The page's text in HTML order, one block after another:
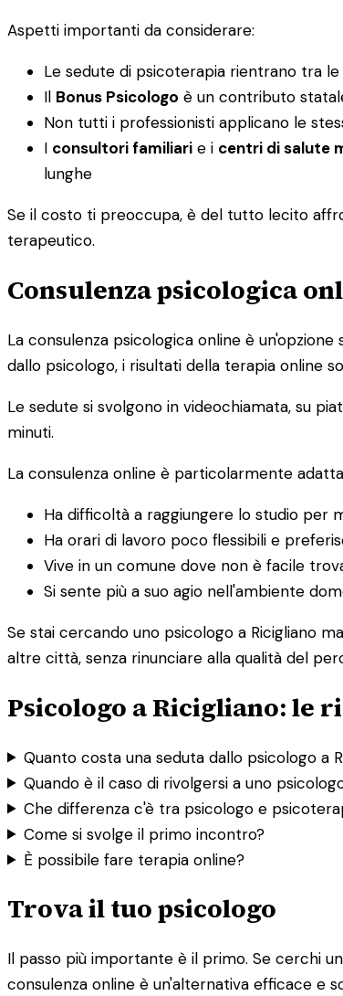
Aspetti importanti da considerare:
Le sedute di psicoterapia rientrano tra le
Il Bonus Psicologo è un contributo
Non tutti i professionisti applicano le
I consultori familiari e i centri di salute
lunghe
Se il costo ti preoccupa, è del tutto lecito
terapeutico.
Consulenza psicologica
La consulenza psicologica online è
dallo psicologo, i risultati della terapia online
Le sedute si svolgono in videochiamata, su
minuti.
La consulenza online è particolarmente
Ha difficoltà a raggiungere lo studio per
Ha orari di lavoro poco flessibili e
Vive in un comune dove non è facile
Si sente più a suo agio nell'ambiente
Se stai cercando uno psicologo a Ricigliano
altre città, senza rinunciare alla qualità del
Psicologo a Ricigliano: le
Quanto costa una seduta dallo psicologo a
Quando è il caso di rivolgersi a uno
Che differenza c'è tra psicologo e
Come si svolge il primo incontro?
È possibile fare terapia online?
Trova il tuo psicologo
Il passo più importante è il primo. Se cerchi
consulenza online è un'alternativa efficace e